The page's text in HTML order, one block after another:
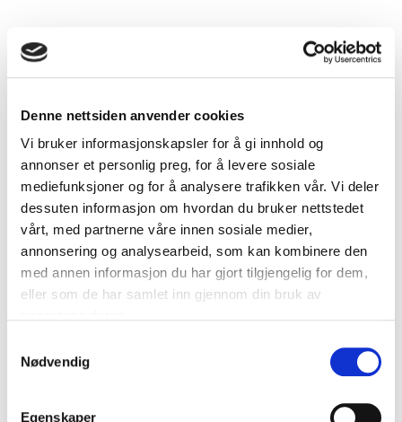
Denne nettsiden anvender cookies
Vi bruker informasjonskapsler for å gi innhold og
annonser et personlig preg, for å levere sosiale
mediefunksjoner og for å analysere trafikken vår. Vi deler
dessuten informasjon om hvordan du bruker nettstedet
vårt, med partnerne våre innen sosiale medier,
annonsering og analysearbeid, som kan kombinere den
med annen informasjon du har gjort tilgjengelig for dem,
eller som de har samlet inn gjennom din bruk av
Nødvendig
Egenskaper